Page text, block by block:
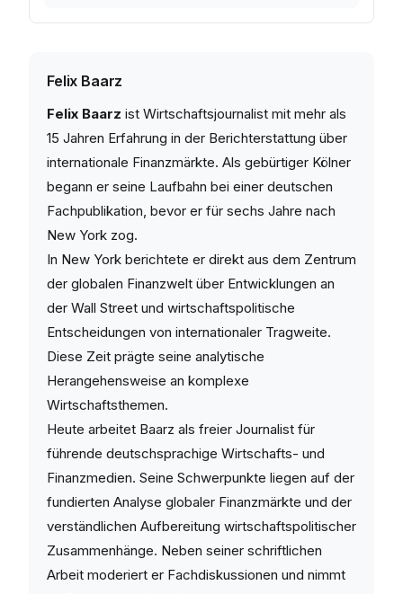
Felix Baarz
Felix Baarz ist Wirtschaftsjournalist mit mehr als
15 Jahren Erfahrung in der Berichterstattung über
internationale Finanzmärkte. Als gebürtiger Kölner
begann er seine Laufbahn bei einer deutschen
Fachpublikation, bevor er für sechs Jahre nach
New York zog.
In New York berichtete er direkt aus dem Zentrum
der globalen Finanzwelt über Entwicklungen an
der Wall Street und wirtschaftspolitische
Entscheidungen von internationaler Tragweite.
Diese Zeit prägte seine analytische
Herangehensweise an komplexe
Wirtschaftsthemen.
Heute arbeitet Baarz als freier Journalist für
führende deutschsprachige Wirtschafts- und
Finanzmedien. Seine Schwerpunkte liegen auf der
fundierten Analyse globaler Finanzmärkte und der
verständlichen Aufbereitung wirtschaftspolitischer
Zusammenhänge. Neben seiner schriftlichen
Arbeit moderiert er Fachdiskussionen und nimmt